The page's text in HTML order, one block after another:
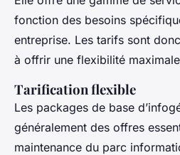
fonction des besoins
entreprise. Les tarifs sont
à offrir une flexibilité
Tarification flexible
Les packages de base
généralement des offres
maintenance du parc